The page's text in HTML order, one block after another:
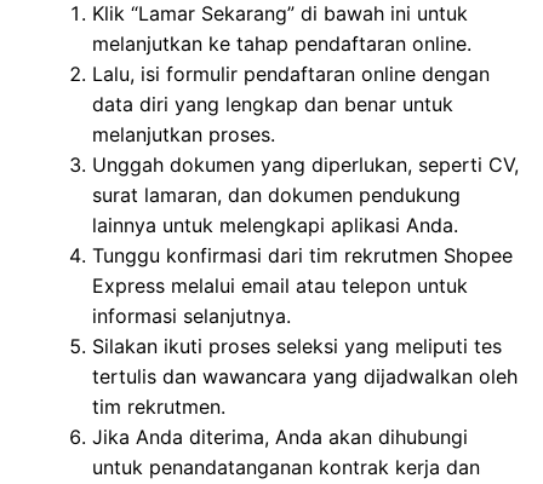
Klik “Lamar Sekarang” di bawah ini untuk
melanjutkan ke tahap pendaftaran online.
Lalu, isi formulir pendaftaran online dengan
data diri yang lengkap dan benar untuk
melanjutkan proses.
Unggah dokumen yang diperlukan, seperti CV,
surat lamaran, dan dokumen pendukung
lainnya untuk melengkapi aplikasi Anda.
Tunggu konfirmasi dari tim rekrutmen Shopee
Express melalui email atau telepon untuk
informasi selanjutnya.
Silakan ikuti proses seleksi yang meliputi tes
tertulis dan wawancara yang dijadwalkan oleh
tim rekrutmen.
Jika Anda diterima, Anda akan dihubungi
untuk penandatanganan kontrak kerja dan